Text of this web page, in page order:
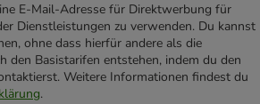
E-Mail-Adresse für Direktwerbung für
Dienstleistungen zu verwenden. Du kannst
ohne dass hierfür andere als die
den Basistarifen entstehen, indem du den
Weitere Informationen findest du
.